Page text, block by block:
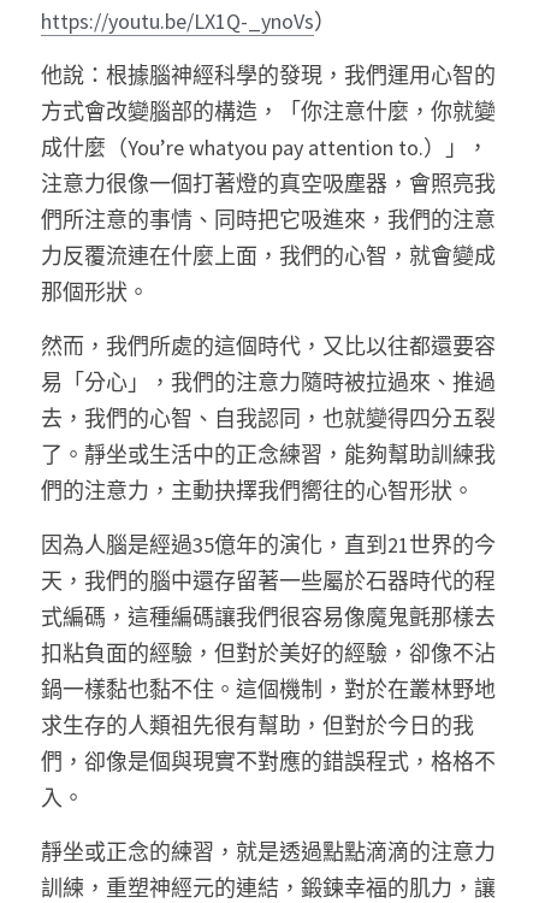
https://youtu.be/LX1Q-_ynoVs）
他說：根據腦神經科學的發現，我們運用心智的
方式會改變腦部的構造，「你注意什麼，你就變
成什麼（You’re whatyou pay attention to.）」，
注意力很像一個打著燈的真空吸塵器，會照亮我
們所注意的事情、同時把它吸進來，我們的注意
力反覆流連在什麼上面，我們的心智，就會變成
那個形狀。
然而，我們所處的這個時代，又比以往都還要容
易「分心」，我們的注意力隨時被拉過來、推過
去，我們的心智、自我認同，也就變得四分五裂
了。靜坐或生活中的正念練習，能夠幫助訓練我
們的注意力，主動抉擇我們嚮往的心智形狀。
因為人腦是經過35億年的演化，直到21世界的今
天，我們的腦中還存留著一些屬於石器時代的程
式編碼，這種編碼讓我們很容易像魔鬼氈那樣去
扣粘負面的經驗，但對於美好的經驗，卻像不沾
鍋一樣黏也黏不住。這個機制，對於在叢林野地
求生存的人類祖先很有幫助，但對於今日的我
們，卻像是個與現實不對應的錯誤程式，格格不
入。
靜坐或正念的練習，就是透過點點滴滴的注意力
訓練，重塑神經元的連結，鍛鍊幸福的肌力，讓